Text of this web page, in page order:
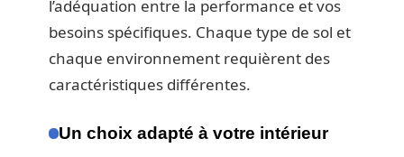
l’adéquation entre la performance et vos
besoins spécifiques. Chaque type de sol et
chaque environnement requièrent des
caractéristiques différentes.
Un choix adapté à votre intérieur